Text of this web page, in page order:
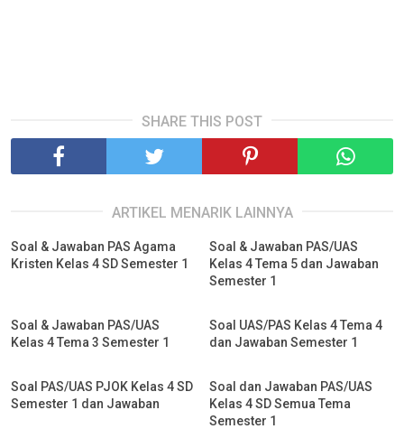
SHARE THIS POST
ARTIKEL MENARIK LAINNYA
Soal & Jawaban PAS Agama
Kristen Kelas 4 SD Semester 1
Soal & Jawaban PAS/UAS
Kelas 4 Tema 5 dan Jawaban
Semester 1
Soal & Jawaban PAS/UAS
Kelas 4 Tema 3 Semester 1
Soal UAS/PAS Kelas 4 Tema 4
dan Jawaban Semester 1
Soal PAS/UAS PJOK Kelas 4 SD
Semester 1 dan Jawaban
Soal dan Jawaban PAS/UAS
Kelas 4 SD Semua Tema
Semester 1